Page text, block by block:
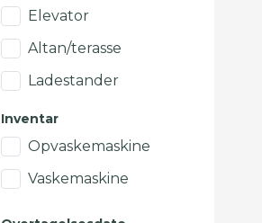
Elevator
Altan/terasse
Ladestander
Inventar
Opvaskemaskine
Vaskemaskine